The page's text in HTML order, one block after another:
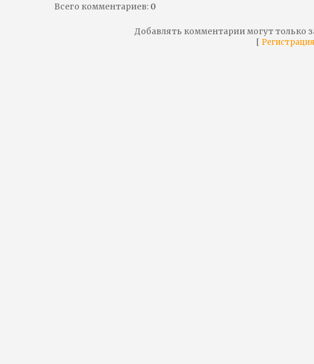
Всего комментариев: 0
Добавлять комментарии могут только
[ Регистрация